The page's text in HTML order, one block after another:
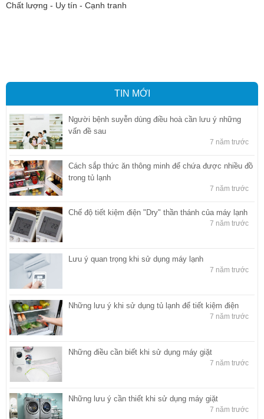
Chất lượng - Uy tín - Cạnh tranh
TIN MỚI
Người bệnh suyễn dùng điều hoà cần lưu ý những
vấn đề sau
7 năm trước
Cách sắp thức ăn thông minh để chứa được nhiều đồ
trong tủ lạnh
7 năm trước
Chế độ tiết kiệm điện "Dry" thần thánh của máy lạnh
7 năm trước
Lưu ý quan trọng khi sử dụng máy lạnh
7 năm trước
Những lưu ý khi sử dụng tủ lạnh để tiết kiệm điện
7 năm trước
Những điều cần biết khi sử dụng máy giặt
7 năm trước
Những lưu ý cần thiết khi sử dụng máy giặt
7 năm trước